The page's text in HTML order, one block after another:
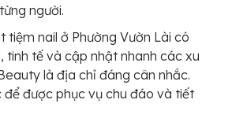
người.
tiệm nail ở Phường Vườn Lài có
tinh tế và cập nhật nhanh các xu
là địa chỉ đáng cân nhắc.
được phục vụ chu đáo và tiết